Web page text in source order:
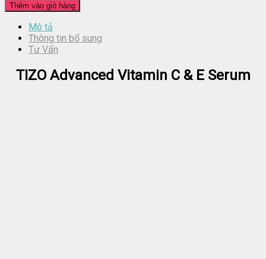
Thêm vào giỏ hàng
Mô tả
Thông tin bổ sung
Tư Vấn
TIZO Advanced Vitamin C & E Serum